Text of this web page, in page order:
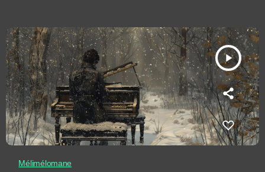
play_arrow
Mélimélomane